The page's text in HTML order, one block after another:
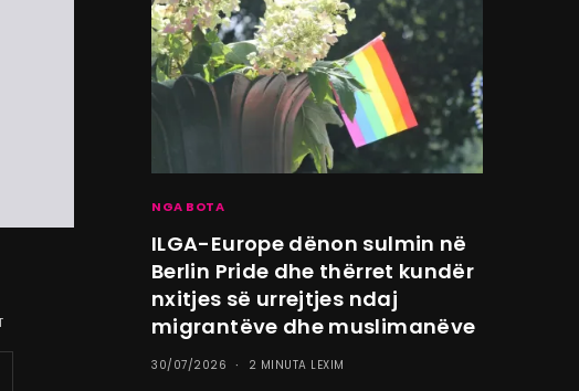
NGA BOTA
ILGA-Europe dënon sulmin në
Berlin Pride dhe thërret kundër
nxitjes së urrejtjes ndaj
migrantëve dhe muslimanëve
30/07/2026 2 MINUTA LEXIM